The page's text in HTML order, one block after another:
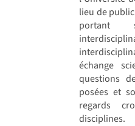
lieu de
portant
échange
questions
posées et
regards
disciplines.